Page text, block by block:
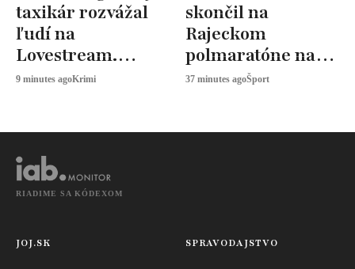
taxikár rozvážal
ľudí na
Lovestream.
Autom narazil do
9 minutes agoKrimi
skončil na
Rajeckom
polmaratóne na
33. mieste so
37 minutes agoŠport
RIADIME SA KÓDEXOM
JOJ.SK SPRAVODAJSTVO